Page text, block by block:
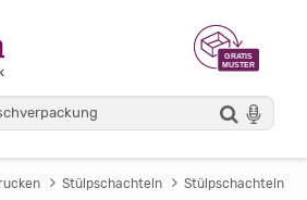
Stülpschachteln
Stülpschachteln